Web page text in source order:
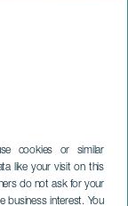
cookies or similar
like your visit on this
do not ask for your
business interest. You